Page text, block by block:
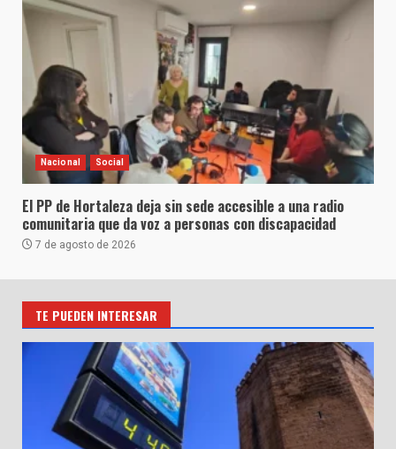
Nacional Social
El PP de Hortaleza deja sin sede accesible a una radio
comunitaria que da voz a personas con discapacidad
7 de agosto de 2026
TE PUEDEN INTERESAR